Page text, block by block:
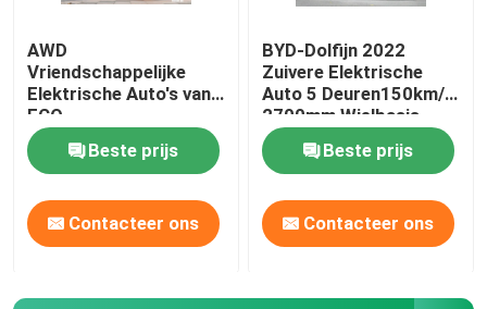
AWD
Vriendschappelijke
Elektrische Auto's van
ECO
Beste prijs
Contacteer ons
BYD-Dolfijn 2022
Zuivere Elektrische
Auto 5 Deuren150km/h
2700mm Wielbasis
Beste prijs
Contacteer ons